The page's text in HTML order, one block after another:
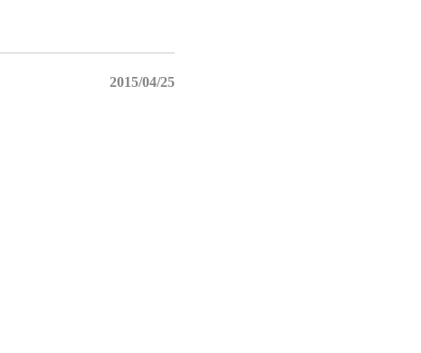
2015/04/25